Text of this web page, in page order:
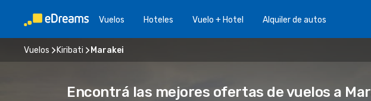
Vuelos Hoteles Vuelo + Hotel Alquiler de autos
Vuelos Kiribati Marakei
Encontrá las mejores ofertas de vuelos a